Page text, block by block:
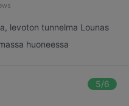
levoton tunnelma Lounas
huoneessa
5/6